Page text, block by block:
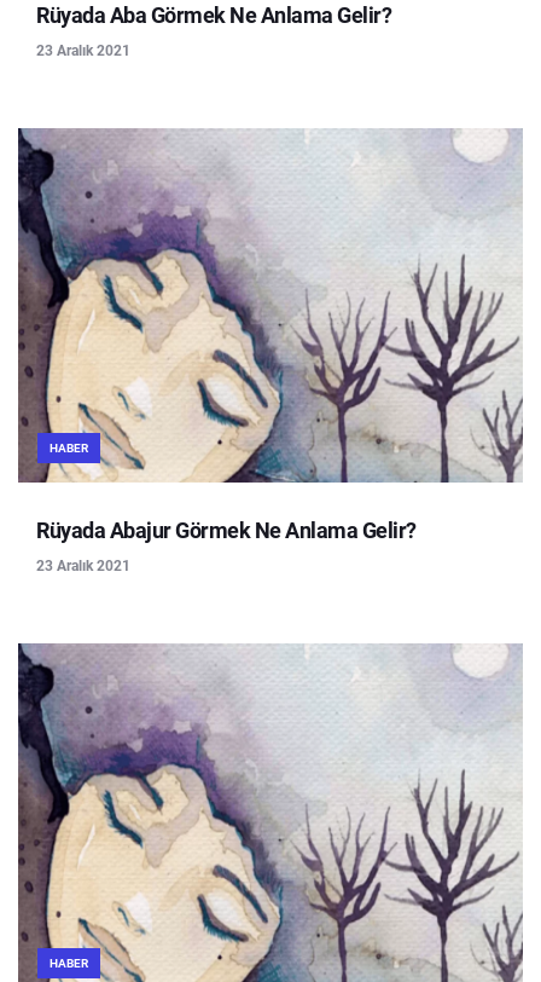
Rüyada Aba Görmek Ne Anlama Gelir?
23 Aralık 2021
HABER
Rüyada Abajur Görmek Ne Anlama Gelir?
23 Aralık 2021
HABER